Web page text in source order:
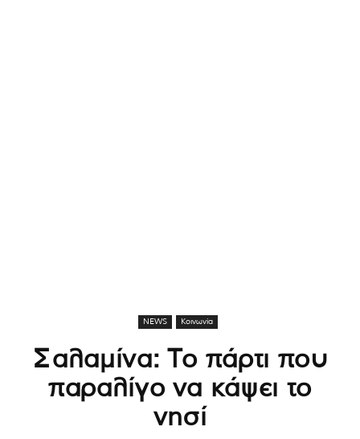
NEWS Κοινωνία
Σαλαμίνα: Το πάρτι που
παραλίγο να κάψει το
νησί